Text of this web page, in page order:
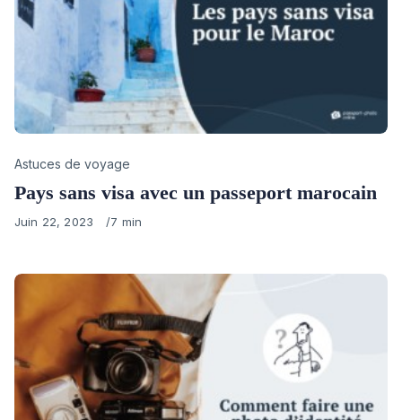
Category
Astuces de voyage
Pays sans visa avec un passeport marocain
Published
Juin 22, 2023 7 min